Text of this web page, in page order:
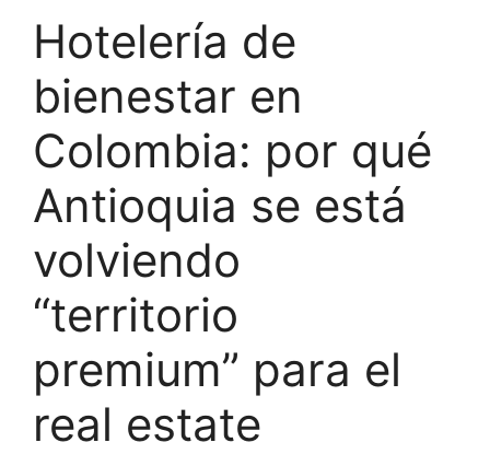
Hotelería de
bienestar en
Colombia: por qué
Antioquia se está
volviendo
“territorio
premium” para el
real estate